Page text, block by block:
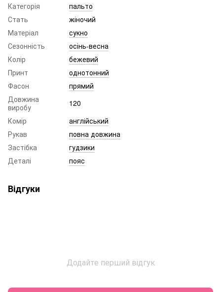
Категорія
пальто
Стать
жіночий
Матеріал
сукно
Сезонність
осінь-весна
Колір
бежевий
Принт
однотонний
Фасон
прямий
Довжина
виробу
120
Комір
англійський
Рукав
повна довжина
Застібка
гудзики
Деталі
пояс
Відгуки
Додайте перший відгук